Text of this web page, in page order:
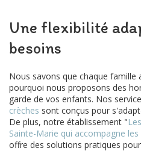
Une flexibilité
besoins
Nous savons que chaque famille
pourquoi nous proposons des
garde de vos enfants. Nos
crèches sont conçus pour
De plus, notre établissement "
Sainte-Marie qui accompagne
offre des solutions pratiques